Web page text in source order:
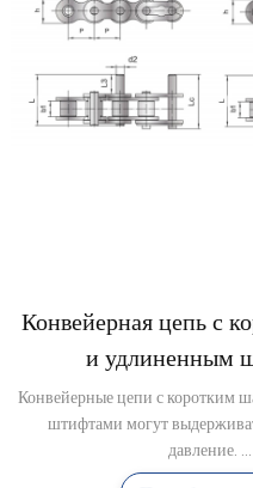
Конвейер с
Короткошаговая
Размер, конструкция и